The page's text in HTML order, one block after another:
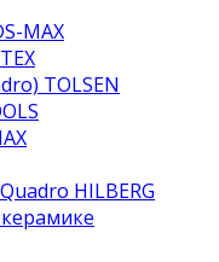
MAX
TOLSEN
HILBERG